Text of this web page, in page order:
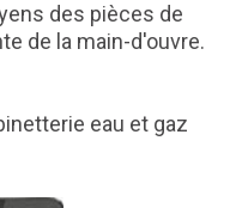
des pièces de
de la main-d'ouvre.
eau et gaz